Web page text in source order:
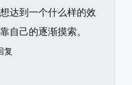
达到一个什么样的效
自己的逐渐摸索。
复